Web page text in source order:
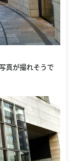
真が撮れそうで